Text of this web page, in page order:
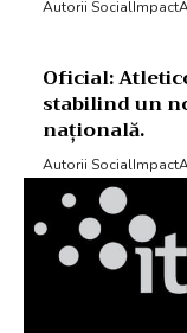
Autorii
Oficial:
stabilind un
națională.
Autorii